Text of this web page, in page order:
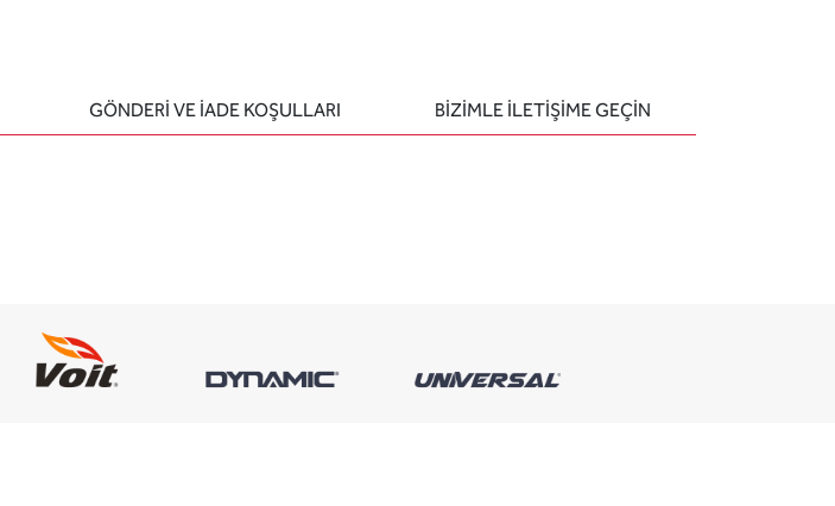
GÖNDERİ VE İADE KOŞULLARI BIZIMLE ILETIŞIME GEÇIN